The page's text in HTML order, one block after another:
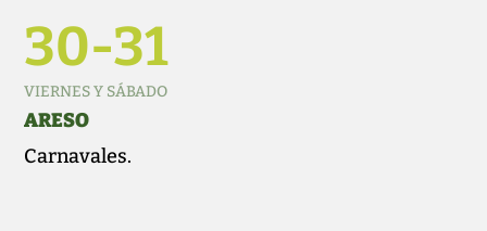
30-31
VIERNES Y SÁBADO
ARESO
Carnavales.